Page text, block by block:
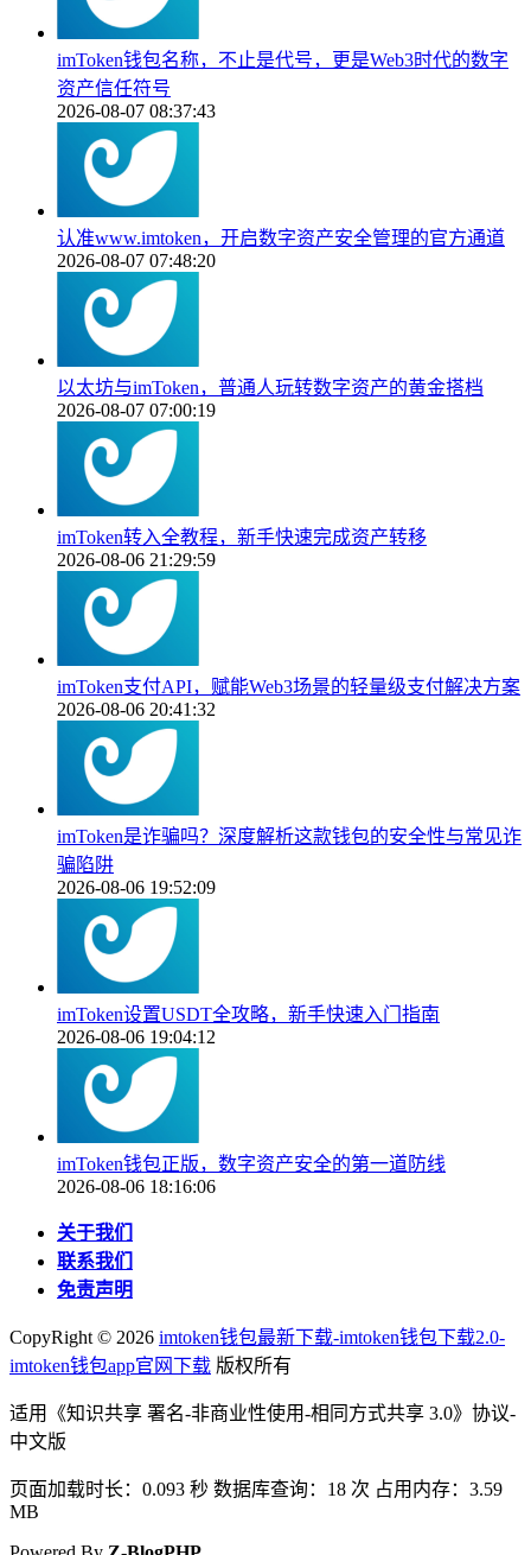
imToken钱包名称，不止是代号，更是Web3时代的数字
资产信任符号
2026-08-07 08:37:43
认准www.imtoken，开启数字资产安全管理的官方通道
2026-08-07 07:48:20
以太坊与imToken，普通人玩转数字资产的黄金搭档
2026-08-07 07:00:19
imToken转入全教程，新手快速完成资产转移
2026-08-06 21:29:59
imToken支付API，赋能Web3场景的轻量级支付解决方案
2026-08-06 20:41:32
imToken是诈骗吗？深度解析这款钱包的安全性与常见诈
骗陷阱
2026-08-06 19:52:09
imToken设置USDT全攻略，新手快速入门指南
2026-08-06 19:04:12
imToken钱包正版，数字资产安全的第一道防线
2026-08-06 18:16:06
关于我们
联系我们
免责声明
CopyRight © 2026 imtoken钱包最新下载-imtoken钱包下载2.0-
imtoken钱包app官网下载 版权所有
适用《知识共享 署名-非商业性使用-相同方式共享 3.0》协议-
中文版
页面加载时长：0.093 秒 数据库查询：18 次 占用内存：3.59
MB